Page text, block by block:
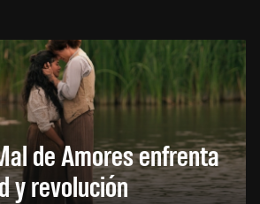
de Amores enfrenta
y revolución